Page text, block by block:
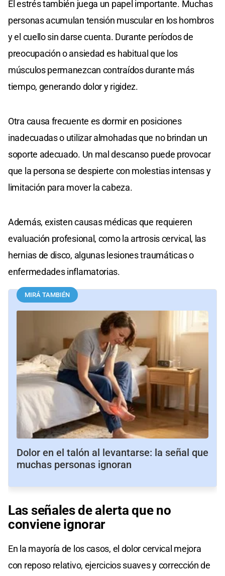
El estrés también juega un papel importante. Muchas
personas acumulan tensión muscular en los hombros
y el cuello sin darse cuenta. Durante períodos de
preocupación o ansiedad es habitual que los
músculos permanezcan contraídos durante más
tiempo, generando dolor y rigidez.
Otra causa frecuente es dormir en posiciones
inadecuadas o utilizar almohadas que no brindan un
soporte adecuado. Un mal descanso puede provocar
que la persona se despierte con molestias intensas y
limitación para mover la cabeza.
Además, existen causas médicas que requieren
evaluación profesional, como la artrosis cervical, las
hernias de disco, algunas lesiones traumáticas o
enfermedades inflamatorias.
MIRÁ TAMBIÉN
Dolor en el talón al levantarse: la señal que
muchas personas ignoran
Las señales de alerta que no
conviene ignorar
En la mayoría de los casos, el dolor cervical mejora
con reposo relativo, ejercicios suaves y corrección de